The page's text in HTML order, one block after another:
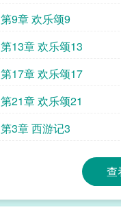
第9章 欢乐颂9
第13章 欢乐颂13
第17章 欢乐颂17
第21章 欢乐颂21
第3章 西游记3
查